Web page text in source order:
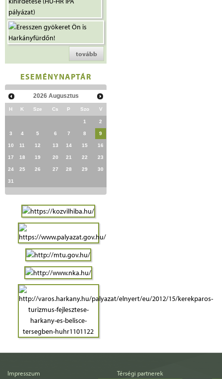
tovább
ESEMÉNYNAPTÁR
2026 Augusztus
H K Sze Cs P Szo V
1 2
3 4 5 6 7 8 9
10 11 12 13 14 15 16
17 18 19 20 21 22 23
24 25 26 27 28 29 30
31
Impresszum
Térségi partnerek